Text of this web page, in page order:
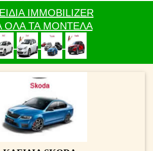
IMMOBILIZER
ΟΛΑ ΤΑ ΜΟΝΤΕΛΑ